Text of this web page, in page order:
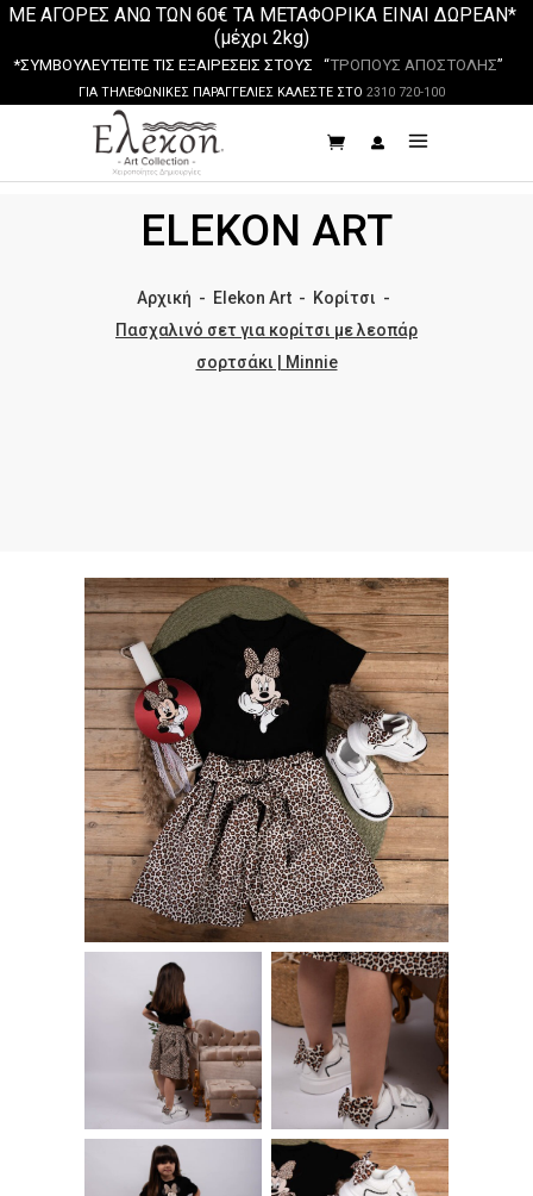
ΜΕ ΑΓΟΡΕΣ ΑΝΩ ΤΩΝ 60€ ΤΑ ΜΕΤΑΦΟΡΙΚΑ ΕΙΝΑΙ ΔΩΡΕΑΝ*
(μέχρι 2kg)
*ΣΥΜΒΟΥΛΕΥΤΕΙΤΕ ΤΙΣ ΕΞΑΙΡΕΣΕΙΣ ΣΤΟΥΣ “ΤΡΟΠΟΥΣ ΑΠΟΣΤΟΛΗΣ”
ΓΙΑ ΤΗΛΕΦΩΝΙΚΕΣ ΠΑΡΑΓΓΕΛΙΕΣ ΚΑΛΕΣΤΕ ΣΤΟ 2310 720-100
ELEKON ART
Αρχική - Elekon Art- Κορίτσι -
Πασχαλινό σετ για κορίτσι με λεοπάρ
σορτσάκι | Minnie